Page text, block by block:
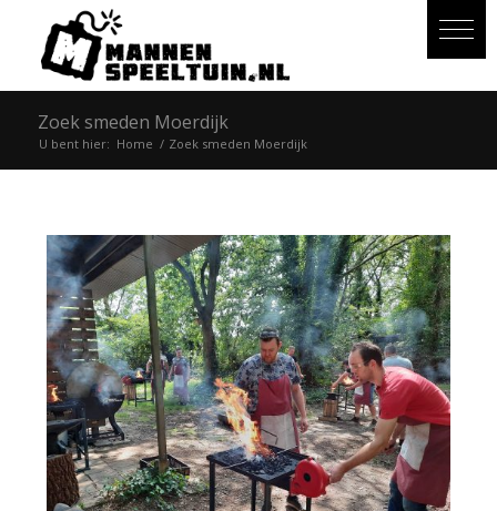
Zoek smeden Moerdijk
U bent hier: Home / Zoek smeden Moerdijk